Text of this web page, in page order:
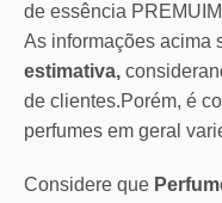
de essência
As informações acima
estimativa,
de clientes.Porém, é
perfumes em geral
Considere que